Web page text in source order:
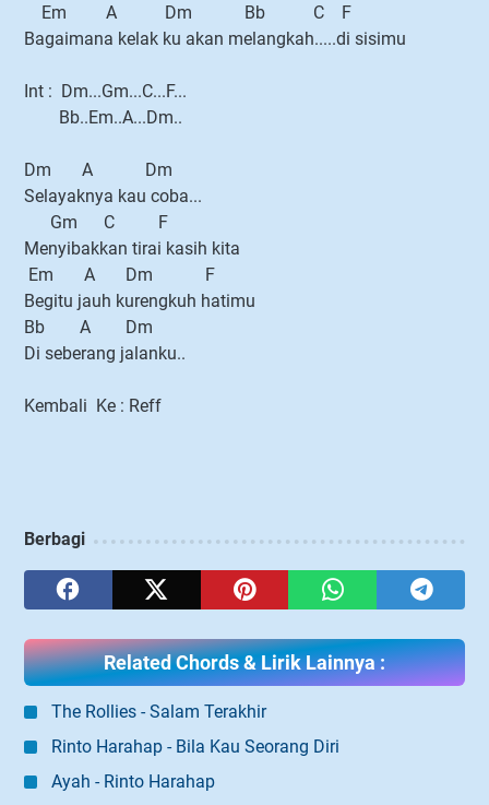
Em A Dm Bb C F
Bagaimana kelak ku akan melangkah.....di sisimu
Int : Dm...Gm...C...F...
Bb..Em..A...Dm..
Dm A Dm
Selayaknya kau coba...
Gm C F
Menyibakkan tirai kasih kita
Em A Dm F
Begitu jauh kurengkuh hatimu
Bb A Dm
Di seberang jalanku..
Kembali Ke : Reff
Berbagi
Related Chords & Lirik Lainnya :
The Rollies - Salam Terakhir
Rinto Harahap - Bila Kau Seorang Diri
Ayah - Rinto Harahap